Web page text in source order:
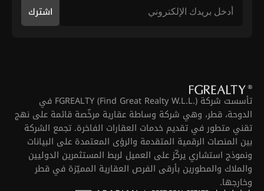
اشترك
تأسست شركة FGREALTY (Find Great Realty W.L.L.) في
الدوحة، قطر، وهي شركة وساطة عقارية مرخّصة قائمة على نهج
تقني متطور في تقديم خدمات العقارات الفاخرة. تجمع الشركة
بين المنصات الرقمية المتقدمة والرؤى المعتمدة على البيانات
ونموذج استشاري يركّز على العميل لربط المستثمرين الدوليين
والملاك والمطورين بأرقى الفرص العقارية المميّزة في قطر
وخارجها.